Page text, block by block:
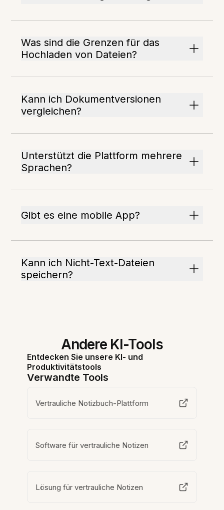
Was sind die Grenzen für das
Hochladen von Dateien?
Kann ich Dokumentversionen
vergleichen?
Unterstützt die Plattform mehrere
Sprachen?
Gibt es eine mobile App?
Kann ich Nicht-Text-Dateien
speichern?
Andere KI-Tools
Entdecken Sie unsere KI- und
Produktivitätstools
Verwandte Tools
Vertrauliche Notizbuch-Plattform
Software für vertrauliche Notizen
Lösung für vertrauliche Notizen